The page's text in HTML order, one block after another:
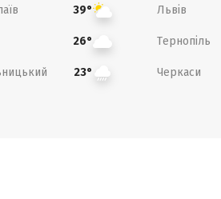
39° Львів
26° Тернопіль
23° Черкаси